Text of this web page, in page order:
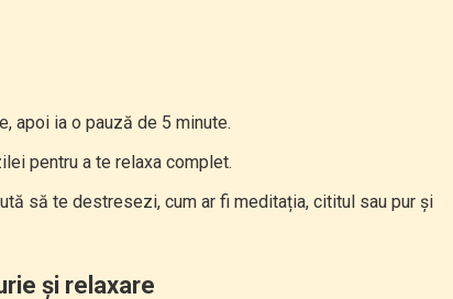
apoi ia o pauză de 5 minute.
pentru a te relaxa complet.
să te destresezi, cum ar fi meditația, cititul sau pur și
și relaxare